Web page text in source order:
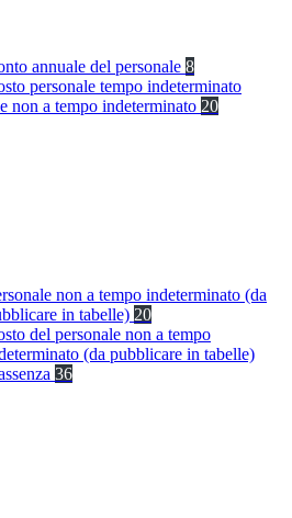
annuale del personale 8
personale tempo indeterminato
non a tempo indeterminato 20
non a tempo indeterminato (da
in tabelle) 20
del personale non a tempo
(da pubblicare in tabelle)
36